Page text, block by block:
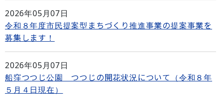
2026年05月07日
令和８年度市民提案型まちづくり推進事業の提案事業を
募集します！
2026年05月07日
船窪つつじ公園 つつじの開花状況について（令和８年
５月４日現在）